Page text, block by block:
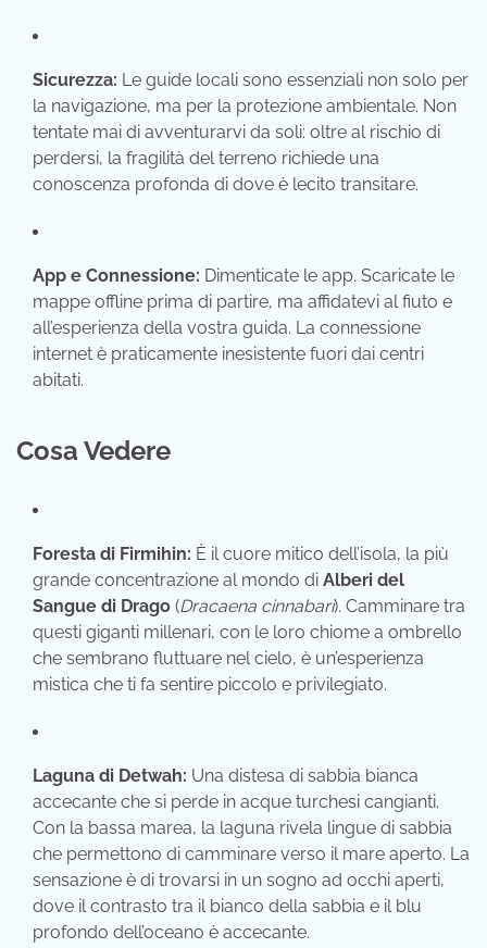
Sicurezza: Le guide locali sono essenziali non solo per
la navigazione, ma per la protezione ambientale. Non
tentate mai di avventurarvi da soli: oltre al rischio di
perdersi, la fragilità del terreno richiede una
conoscenza profonda di dove è lecito transitare.
App e Connessione: Dimenticate le app. Scaricate le
mappe offline prima di partire, ma affidatevi al fiuto e
all’esperienza della vostra guida. La connessione
internet è praticamente inesistente fuori dai centri
abitati.
Cosa Vedere
Foresta di Firmihin: È il cuore mitico dell’isola, la più
grande concentrazione al mondo di Alberi del
Sangue di Drago (Dracaena cinnabari). Camminare tra
questi giganti millenari, con le loro chiome a ombrello
che sembrano fluttuare nel cielo, è un’esperienza
mistica che ti fa sentire piccolo e privilegiato.
Laguna di Detwah: Una distesa di sabbia bianca
accecante che si perde in acque turchesi cangianti.
Con la bassa marea, la laguna rivela lingue di sabbia
che permettono di camminare verso il mare aperto. La
sensazione è di trovarsi in un sogno ad occhi aperti,
dove il contrasto tra il bianco della sabbia e il blu
profondo dell’oceano è accecante.